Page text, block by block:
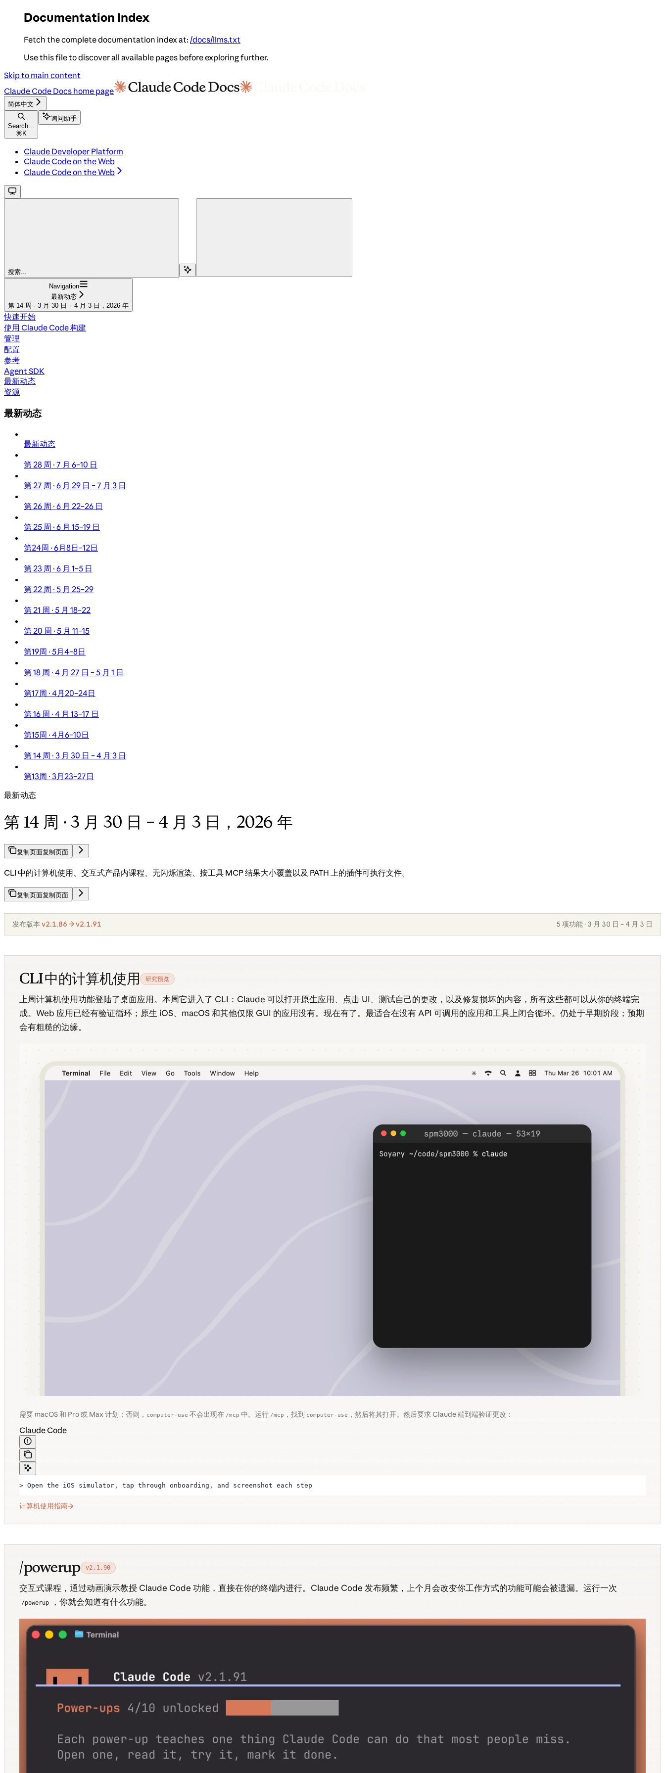
Documentation Index
Fetch the complete documentation index at: /docs/llms.txt
Use this file to discover all available pages before exploring further.
Skip to main content
Claude Code Docs home page
简体中文
Search...
⌘ K
询问助手
Claude Developer Platform
Claude Code on the Web
Claude Code on the Web
搜索...
Navigation
最新动态
第 14 周 · 3 月 30 日 – 4 月 3 日，2026 年
快速开始
使用 Claude Code 构建
管理
配置
参考
Agent SDK
最新动态
资源
最新动态
最新动态
第 28 周 · 7 月 6–10 日
第 27 周 · 6 月 29 日 – 7 月 3 日
第 26 周 · 6 月 22–26 日
第 25 周 · 6 月 15–19 日
第24周 · 6月8日–12日
第 23 周 · 6 月 1–5 日
第 22 周 · 5 月 25–29
第 21 周 · 5 月 18–22
第 20 周 · 5 月 11–15
第19周 · 5月4–8日
第 18 周 · 4 月 27 日 – 5 月 1 日
第17周 · 4月20–24日
第 16 周 · 4 月 13–17 日
第15周 · 4月6–10日
第 14 周 · 3 月 30 日 – 4 月 3 日
第13周 · 3月23–27日
最新动态
第 14 周 · 3 月 30 日 – 4 月 3 日，2026 年
复制页面复制页面
CLI 中的计算机使用、交互式产品内课程、无闪烁渲染、按工具 MCP 结果大小覆盖以及 PATH 上的插件可执行文件。
复制页面复制页面
发布版本 v2.1.86 → v2.1.91 5 项功能 · 3 月 30 日 – 4 月 3 日
CLI 中的计算机使用 研究预览
上周计算机使用功能登陆了桌面应用。本周它进入了 CLI：Claude 可以打开原生应用、点击 UI、测试自己的更改，以及修复损坏的内容，所有这些都可以从你的终端完
成。Web 应用已经有验证循环；原生 iOS、macOS 和其他仅限 GUI 的应用没有。现在有了。最适合在没有 API 可调用的应用和工具上闭合循环。仍处于早期阶段；预期
会有粗糙的边缘。
需要 macOS 和 Pro 或 Max 计划；否则， computer-use 不会出现在 /mcp 中。运行 /mcp ，找到 computer-use ，然后将其打开。然后要求 Claude 端到端验证更改：
Claude Code
> Open the iOS simulator, tap through onboarding, and screenshot each step
计算机使用指南
/powerup v2.1.90
交互式课程，通过动画演示教授 Claude Code 功能，直接在你的终端内进行。Claude Code 发布频繁，上个月会改变你工作方式的功能可能会被遗漏。运行一次
/powerup ，你就会知道有什么功能。